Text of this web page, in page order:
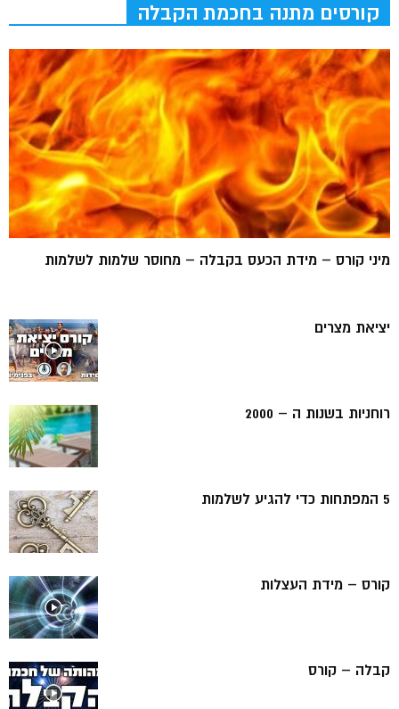
קורסים מתנה בחכמת הקבלה
מיני קורס – מידת הכעס בקבלה – מחוסר שלמות לשלמות
יציאת מצרים
רוחניות בשנות ה – 2000
5 המפתחות כדי להגיע לשלמות
קורס – מידת העצלות
קבלה – קורס